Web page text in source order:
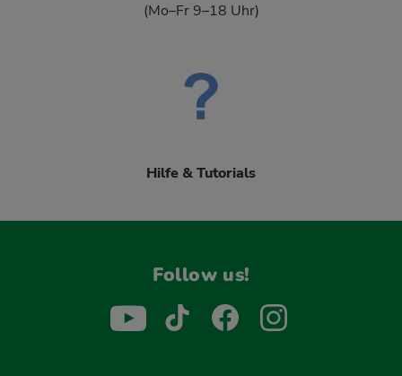
(Mo–Fr 9–18 Uhr)
Hilfe & Tutorials
Follow us!